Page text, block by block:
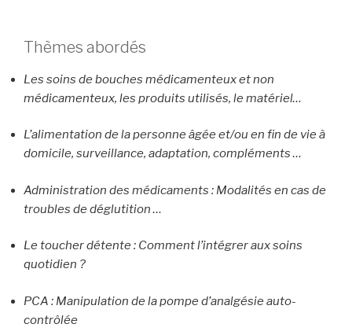
Thèmes abordés
Les soins de bouches médicamenteux et non
médicamenteux, les produits utilisés, le matériel…
L’alimentation de la personne âgée et/ou en fin de vie à
domicile, surveillance, adaptation, compléments …
Administration des médicaments : Modalités en cas de
troubles de déglutition …
Le toucher détente : Comment l’intégrer aux soins
quotidien ?
PCA : Manipulation de la pompe d’analgésie auto-
contrôlée